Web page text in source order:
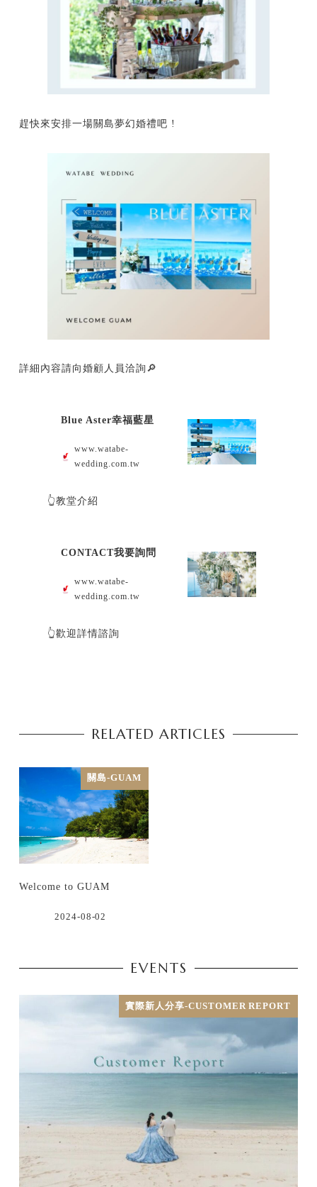
趕快來安排一場關島夢幻婚禮吧 !
詳細內容請向婚顧人員洽詢🔎
Blue Aster幸福藍星
www.watabe-
wedding.com.tw
👆教堂介紹
CONTACT我要詢問
www.watabe-
wedding.com.tw
👆歡迎詳情諮詢
RELATED ARTICLES
關島-GUAM
Welcome to GUAM
2024-08-02
EVENTS
實際新人分享-CUSTOMER REPORT